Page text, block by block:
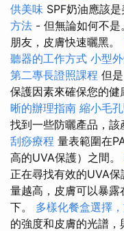
供美味 SPF奶油應該
方法 - 但無論如何不
朋友，皮膚快速曬黑。
聽器的工作方式 小型
第二專長證照課程 但
保護因素來確保您的健
晰的辦理指南 縮小毛
找到一些防曬產品，該
刮痧療程 量表範圍在
高的UVA保護）之間。
正在尋找有效的UVA
量越高，皮膚可以暴
下。 多樣化餐盒選擇
的強度和皮膚的光譜